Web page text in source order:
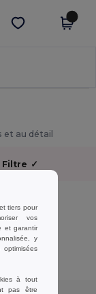
Obtenir l'appli
et au détail
Filtre ✓
tiers pour
vos
et garantir
y
à tout
pas être